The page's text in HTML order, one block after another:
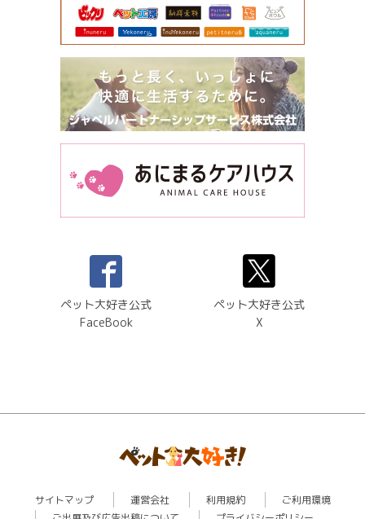
ペット大好き公式
FaceBook
ペット大好き公式
X
サイトマップ 運営会社 利用規約
ご利用環境